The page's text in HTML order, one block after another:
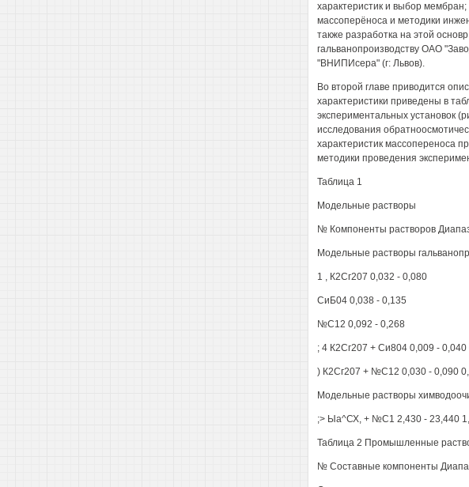
характеристик и выбор
массоперёноса и методики
также разработка на этой
гальванопроизводству ОАО
"ВНИПИсера" (г: Львов).
Во второй главе приводится
характеристики приведены в
экспериментальных установок
исследования
характеристик массопереноса
методики проведения
Таблица 1
Модельные растворы
№ Компоненты растворов
Модельные растворы
1 , К2Сг207 0,032 - 0,080
СиБ04 0,038 - 0,135
№С12 0,092 - 0,268
; 4 К2Сг207 + Си804 0,009 - 0,040
) К2Сг207 + №С12 0,030 - 0,090
Модельные растворы
;> Ыа^СХ, + №С1 2,430 - 23,440
Таблица 2 Промышленные
№ Составные компоненты